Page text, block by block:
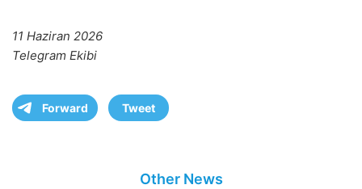
11 Haziran 2026
Telegram Ekibi
Forward Tweet
Other News